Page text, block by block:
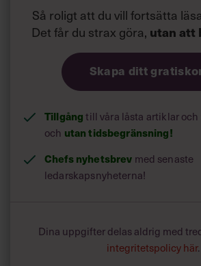
Så roligt att du vill fortsätta
Det får du strax göra, utan att
Skapa ditt
Tillgångtill våra låsta artiklar
och utan tidsbegränsning!
Chefs nyhetsbrev med senaste
ledarskapsnyheterna!
Dina uppgifter delas aldrig med
integritetspolicy här.